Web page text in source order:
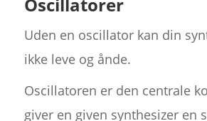
Oscillatorer
Uden en oscillator kan din
ikke leve og ånde.
Oscillatoren er den centrale
giver en given synthesizer en